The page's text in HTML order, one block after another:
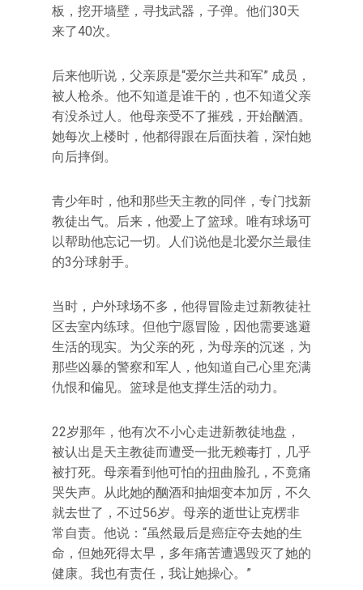
板，挖开墙壁，寻找武器，子弹。他们30天
来了40次。
后来他听说，父亲原是“爱尔兰共和军” 成员，
被人枪杀。他不知道是谁干的，也不知道父亲
有没杀过人。他母亲受不了摧残，开始酗酒。
她每次上楼时，他都得跟在后面扶着，深怕她
向后摔倒。
青少年时，他和那些天主教的同伴，专门找新
教徒出气。后来，他爱上了篮球。唯有球场可
以帮助他忘记一切。人们说他是北爱尔兰最佳
的3分球射手。
当时，户外球场不多，他得冒险走过新教徒社
区去室内练球。但他宁愿冒险，因他需要逃避
生活的现实。为父亲的死，为母亲的沉迷，为
那些凶暴的警察和军人，他知道自己心里充满
仇恨和偏见。篮球是他支撑生活的动力。
22岁那年，他有次不小心走进新教徒地盘，
被认出是天主教徒而遭受一批无赖毒打，几乎
被打死。母亲看到他可怕的扭曲脸孔，不竟痛
哭失声。从此她的酗酒和抽烟变本加厉，不久
就去世了，不过56岁。母亲的逝世让克楞非
常自责。他说：“虽然最后是癌症夺去她的生
命，但她死得太早，多年痛苦遭遇毁灭了她的
健康。我也有责任，我让她操心。”